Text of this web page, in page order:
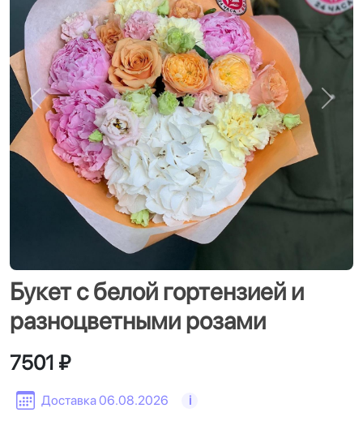
Назад
Букет с белой гортензией и
разноцветными розами
Доставка 06.08.2026 i
7501 ₽